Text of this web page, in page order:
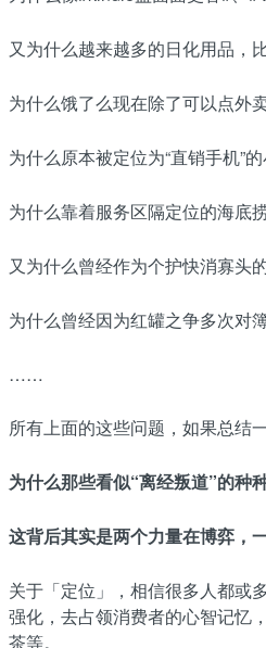
又为什么越来越多的日化用品，
为什么饿了么现在除了可以点外
为什么原本被定位为“直销手机”
为什么靠着服务区隔定位的海底
又为什么曾经作为个护快消寡头
为什么曾经因为红罐之争多次对
……
所有上面的这些问题，如果总结
为什么那些看似“离经叛道”的种
这背后其实是两个力量在博弈，
关于「定位」，相信很多人都或
强化，去占领消费者的心智记忆
茶等。